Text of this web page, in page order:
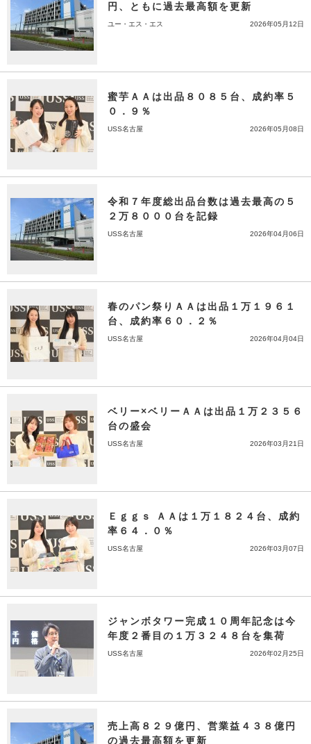
円、ともに過去最高額を更新
ユー・エス・エス 2026年05月12日
蜜芋ＡＡは出品８０８５台、成約率５
０．９％
USS名古屋 2026年05月08日
令和７年度総出品台数は過去最高の５
２万８０００台を記録
USS名古屋 2026年04月06日
春のパン祭りＡＡは出品１万１９６１
台、成約率６０．２％
USS名古屋 2026年04月04日
ベリー×ベリーＡＡは出品１万２３５６
台の盛会
USS名古屋 2026年03月21日
Ｅｇｇｓ ＡＡは１万１８２４台、成約
率６４．０％
USS名古屋 2026年03月07日
ジャンボタワー完成１０周年記念は今
年度２番目の１万３２４８台を集荷
USS名古屋 2026年02月25日
売上高８２９億円、営業益４３８億円
の過去最高額を更新